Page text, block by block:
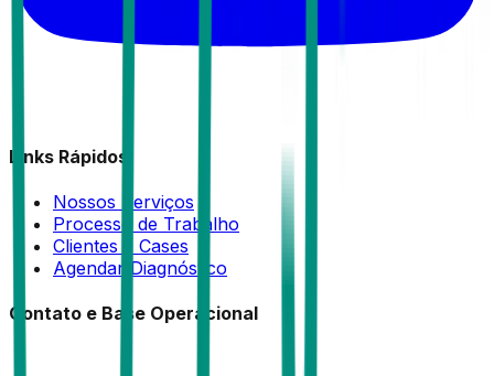
Links Rápidos
Nossos Serviços
Processo de Trabalho
Clientes e Cases
Agendar Diagnóstico
Contato e Base Operacional